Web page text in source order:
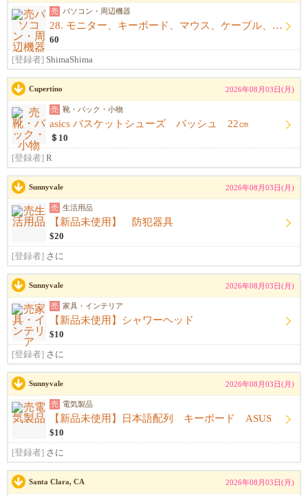
売 パソコン・周辺機器
28. モニター、キーボード、マウス、ケーブル、アームレスト一式
60
[登録者] ShimaShima
Cupertino 2026年08月03日(月)
売 靴・バック・小物
asics バスケットシューズ バッシュ 22㎝
＄10
[登録者] R
Sunnyvale 2026年08月03日(月)
売 生活用品
【新品未使用】 防犯器具
$20
[登録者] さに
Sunnyvale 2026年08月03日(月)
売 家具・インテリア
【新品未使用】シャワーヘッド
$10
[登録者] さに
Sunnyvale 2026年08月03日(月)
売 電気製品
【新品未使用】日本語配列 キーボード ASUS
$10
[登録者] さに
Santa Clara, CA 2026年08月03日(月)